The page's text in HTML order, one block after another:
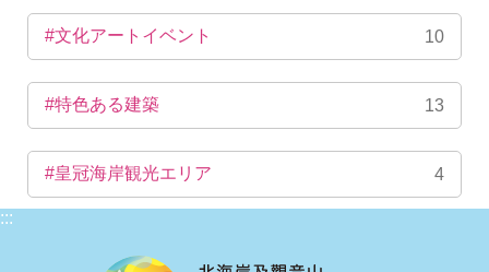
#文化アートイベント 10
#特色ある建築 13
#皇冠海岸観光エリア 4
:::